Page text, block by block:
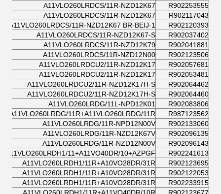
R902253555
A11VLO260LRDCS/11R-NZD12K67
R902117043
A11VLO260LRDCS/11R-NZD12K67
R902120393
A11VLO260LRDCS/11R-NZD12K67 BR-BEIJ-1
R902037402
A11VLO260LRDCS/11R-NZD12K67-S
R902041881
A11VLO260LRDCS/11R-NZD12K79
R902123506
A11VLO260LRDCS/11R-NZD12N00
R902057681
A11VLO260LRDCU2/11R-NZD12K17
R902053481
A11VLO260LRDCU2/11R-NZD12K17
R902064462
A11VLO260LRDCU2/11R-NZD12K17H-S
R902064460
A11VLO260LRDCU2/11R-NZD12K17H-S
R902083806
A11VLO260LRDG/11L-NPD12K01
R987123562
A11VLO260LRDG/11R+A11VLO260LRDG/11R
R902133060
A11VLO260LRDG/11R-NPD12N00V
R902096135
A11VLO260LRDG/11R-NZD12K67V
R902096143
A11VLO260LRDG/11R-NZD12N00V
R902241613
A11VLO260LRDH1/11+A11VO40DR/10+AZPGF
R902123695
A11VLO260LRDH1/11R+A10VO28DR/31R
R902122053
A11VLO260LRDH1/11R+A10VO28DR/31R
R902233915
A11VLO260LRDH1/11R+A10VO28DR/31R